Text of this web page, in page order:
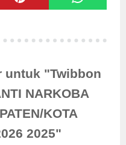
untuk "Twibbon
NARKOBA
KOTA
2025"